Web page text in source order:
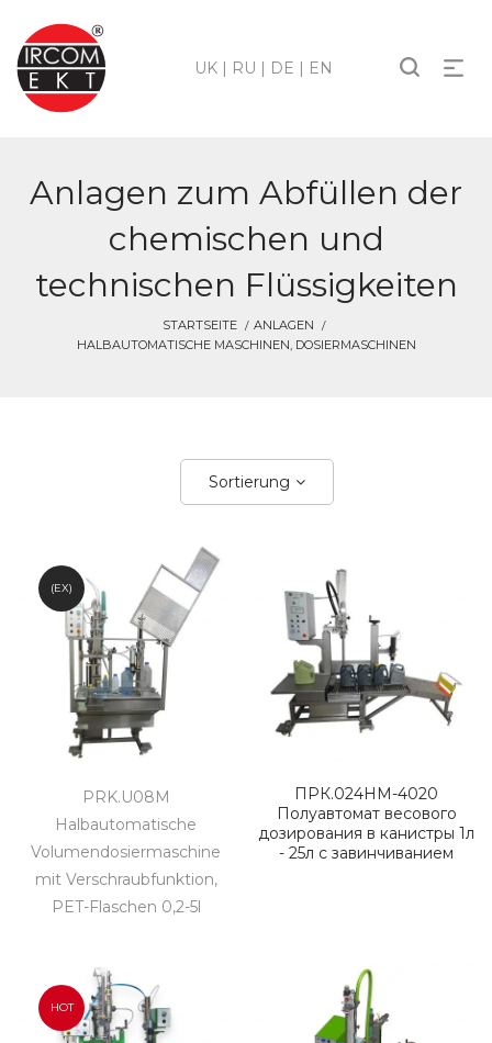
UK | RU | DE | EN
Anlagen zum Abfüllen der
chemischen und
technischen Flüssigkeiten
STARTSEITE
ANLAGEN
HALBAUTOMATISCHE MASCHINEN, DOSIERMASCHINEN
Sortierung
(EX)
PRK.U08M
Halbautomatische
Volumendosiermaschine
mit Verschraubfunktion,
PET-Flaschen 0,2-5l
ПРК.024НМ-4020
Полуавтомат весового
дозирования в канистры 1л
- 25л с завинчиванием
HOT